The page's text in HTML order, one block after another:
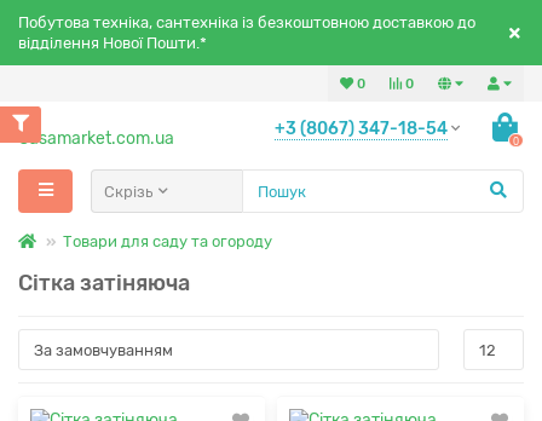
Побутова техніка, сантехніка із безкоштовною доставкою до
відділення Нової Пошти.*
0
0
+3 (8067) 347-18-54
0
Скрізь
Товари для саду та огороду
Сітка затіняюча